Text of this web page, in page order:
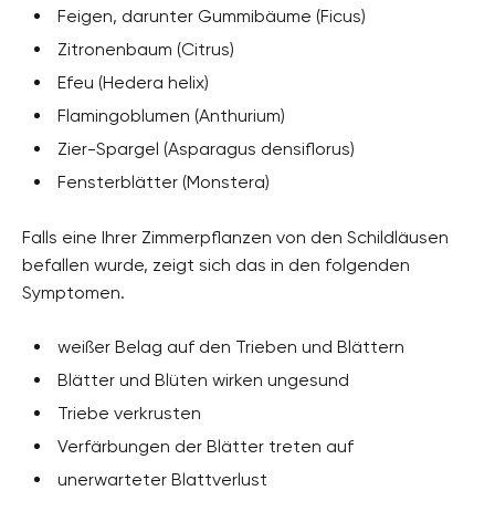
Feigen, darunter Gummibäume (Ficus)
Zitronenbaum (Citrus)
Efeu (Hedera helix)
Flamingoblumen (Anthurium)
Zier-Spargel (Asparagus densiflorus)
Fensterblätter (Monstera)
Falls eine Ihrer Zimmerpflanzen von den Schildläusen
befallen wurde, zeigt sich das in den folgenden
Symptomen.
weißer Belag auf den Trieben und Blättern
Blätter und Blüten wirken ungesund
Triebe verkrusten
Verfärbungen der Blätter treten auf
unerwarteter Blattverlust